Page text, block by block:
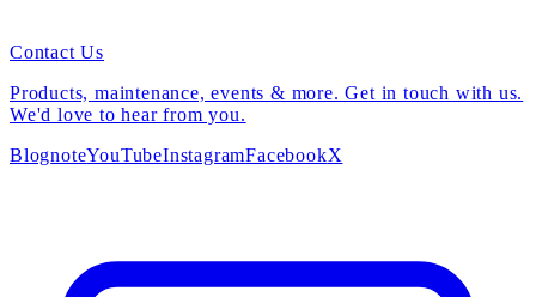
Contact Us
Products, maintenance, events & more. Get in touch with us.
We'd love to hear from you.
BlognoteYouTubeInstagramFacebookX